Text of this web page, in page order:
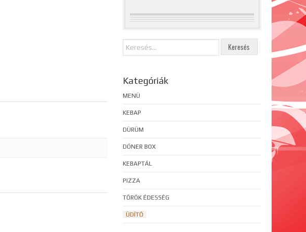
Kategóriák
MENÜ
KEBAP
DÜRÜM
DÖNER BOX
KEBAPTÁL
PIZZA
TÖRÖK ÉDESSÉG
ÜDÍTŐ